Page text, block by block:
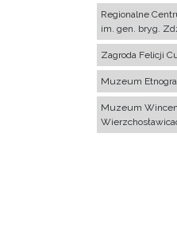
Regionalne
im. gen. bryg.
Zagroda Felicji
Muzeum
Muzeum